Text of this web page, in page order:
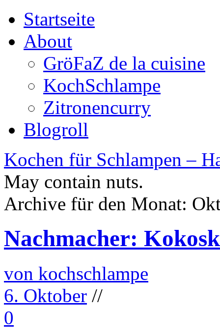
Startseite
About
GröFaZ de la cuisine
KochSchlampe
Zitronencurry
Blogroll
Kochen für Schlampen –
May contain nuts.
Archive für den Monat:
Nachmacher:
von kochschlampe
6. Oktober //
0